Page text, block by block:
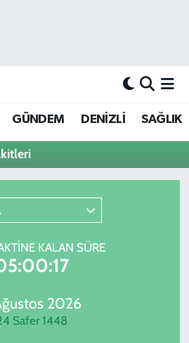
GÜNDEM DENİZLİ SAĞLIK
KALAN SÜRE
2026
Safer 1448
Yoğunluk Haritası
ve Fikstür